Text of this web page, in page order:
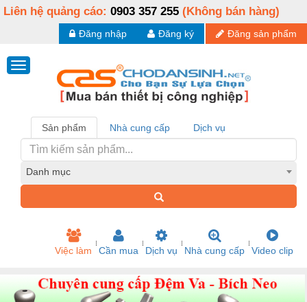
Liên hệ quảng cáo: 0903 357 255 (Không bán hàng)
Đăng sản phẩm
Đăng ký
Đăng nhập
Sản phẩm Nhà cung cấp Dịch vụ
Danh mục
Việc làm Cần mua Dịch vụ Nhà cung cấp Video clip